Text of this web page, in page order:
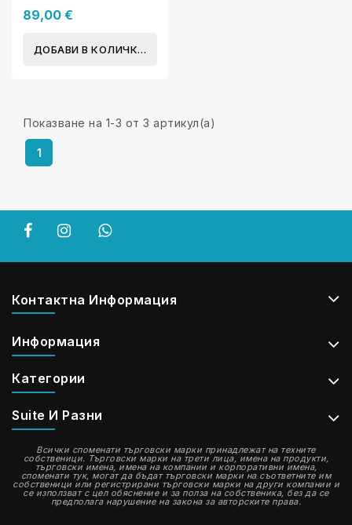
89,00 €
ДОБАВИ В КОЛИЧКАТА
Показване на 1-3 от 3 артикул(а)
1
Контактна Информация
Информация
Категории
Suite И Разни
Всички споменати търговски марки принадлежат на техните
собственици. Търговски марки на трети лица, имена на продукти,
търговски имена, имена на компании и корпоративни имена,
споменати тук, могат да бъдат търговски марки на съответните им
собственици или регистрирани търговски марки на други компании и
се използват с цел обяснение и за полза на собственика, без да се
предполага нарушение на закона за авторските права.